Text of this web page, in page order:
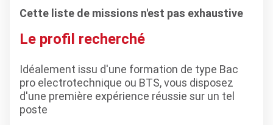
Cette liste de missions n'est pas exhaustive
Le profil recherché
Idéalement issu d'une formation de type Bac
pro electrotechnique ou BTS, vous disposez
d'une première expérience réussie sur un tel
poste